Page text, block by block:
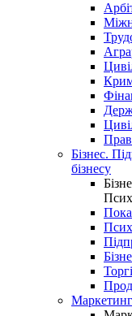
Бізнес.
бізнесу